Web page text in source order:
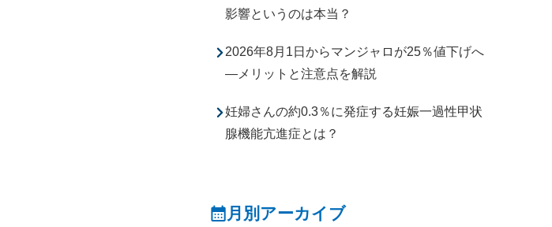
影響というのは本当？
2026年8月1日からマンジャロが25％値下げへ
―メリットと注意点を解説
妊婦さんの約0.3％に発症する妊娠一過性甲状
腺機能亢進症とは？
月別アーカイブ